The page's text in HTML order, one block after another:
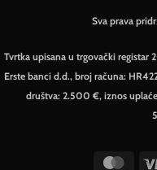
Sva prava
Tvrtka upisana u trgovački registar
Erste banci d.d., broj računa:
društva: 2.500 €, iznos